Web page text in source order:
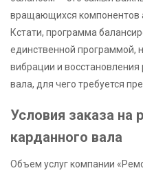
вращающихся компонентов
Кстати, программа
единственной программой,
вибрации и
вала, для чего требуется
Условия заказа на
карданного вала
Объем услуг компании